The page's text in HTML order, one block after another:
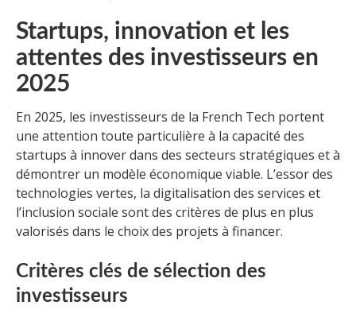
Startups, innovation et les
attentes des investisseurs en
2025
En 2025, les investisseurs de la French Tech portent
une attention toute particulière à la capacité des
startups à innover dans des secteurs stratégiques et à
démontrer un modèle économique viable. L’essor des
technologies vertes, la digitalisation des services et
l’inclusion sociale sont des critères de plus en plus
valorisés dans le choix des projets à financer.
Critères clés de sélection des
investisseurs